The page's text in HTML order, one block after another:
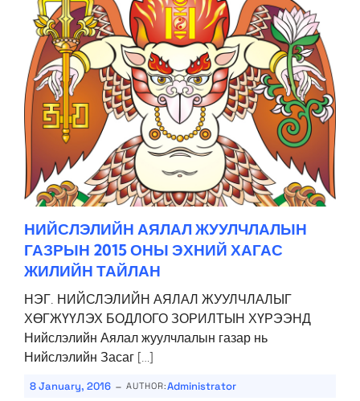
НИЙСЛЭЛИЙН АЯЛАЛ ЖУУЛЧЛАЛЫН
ГАЗРЫН 2015 ОНЫ ЭХНИЙ ХАГАС
ЖИЛИЙН ТАЙЛАН
НЭГ. НИЙСЛЭЛИЙН АЯЛАЛ ЖУУЛЧЛАЛЫГ
ХӨГЖҮҮЛЭХ БОДЛОГО ЗОРИЛТЫН ХҮРЭЭНД
Нийслэлийн Аялал жуулчлалын газар нь
Нийслэлийн Засаг […]
8 January, 2016 - AUTHOR:Administrator